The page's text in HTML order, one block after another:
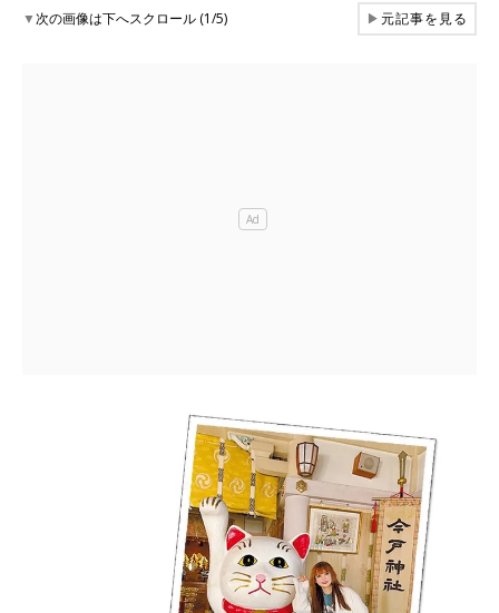
▼次の画像は下へスクロール (1/5) ▶元記事を見る